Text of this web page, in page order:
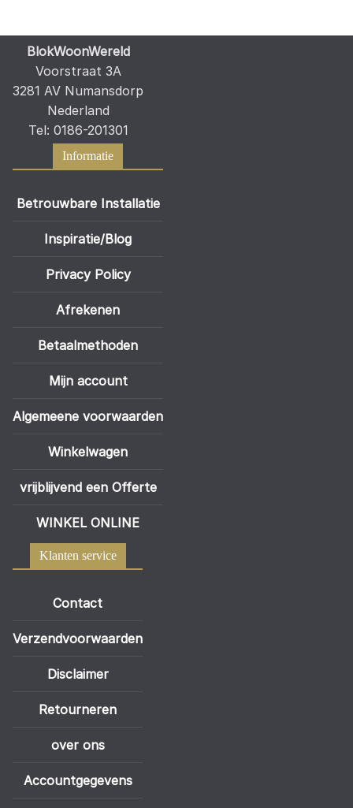
BlokWoonWereld
Voorstraat 3A
3281 AV Numansdorp
Nederland
Tel: 0186-201301
Informatie
Betrouwbare Installatie
Inspiratie/Blog
Privacy Policy
Afrekenen
Betaalmethoden
Mijn account
Algemeene voorwaarden
Winkelwagen
vrijblijvend een Offerte
WINKEL ONLINE
Klanten service
Contact
Verzendvoorwaarden
Disclaimer
Retourneren
over ons
Accountgegevens